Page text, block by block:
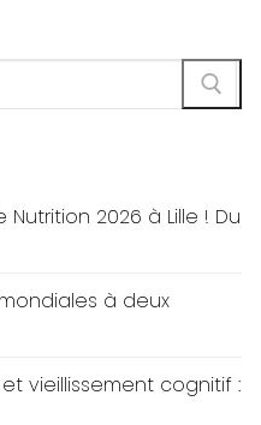
2026 à Lille ! Du
à deux
vieillissement cognitif :